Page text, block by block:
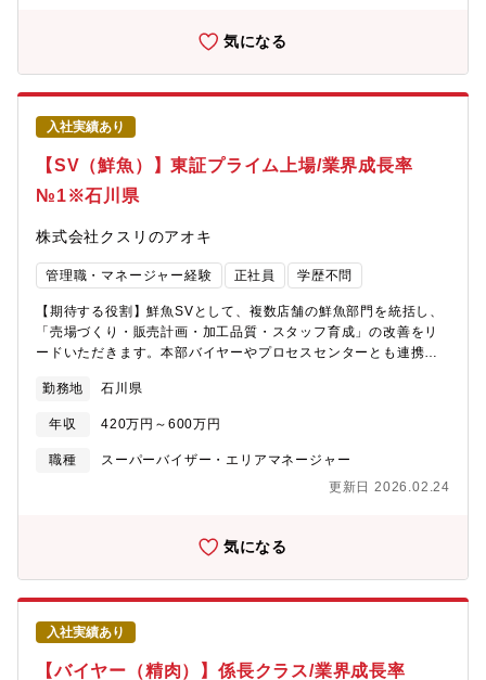
気になる
入社実績あり
【SV（鮮魚）】東証プライム上場/業界成長率
№1※石川県
株式会社クスリのアオキ
管理職・マネージャー経験 正社員 学歴不問
【期待する役割】鮮魚SVとして、複数店舗の鮮魚部門を統括し、
「売場づくり・販売計画・加工品質・スタッフ育成」の改善をリ
ードいただきます。本部バイヤーやプロセスセンターとも連携
事業強化のフェーズにある当社において、店舗運営の最適化と商
品力向上を通じて事業拡大に貢献いただく役割を担います。【職
務内容】■複数店舗の鮮魚部門運営・売場改善■商品・販売計画の
実行支援■品質・加工技術の標準化と指導■スタッフ育成・オペレ
力】■事業拡大期のため様々な職務とポストがございます。■成果
がい、その両立を実現できる働き方をご用意。3つの総合職区分か
ら自分に最適な働き方を選択できます。総合職区分は毎年変更の
申請が可能なためその時々のライフスタイルに合った働き方が可
能。
勤務地 石川県
年収 420万円～600万円
職種
スーパーバイザー・エリアマネージャー
更新日 2026.02.24
気になる
入社実績あり
【バイヤー（精肉）】係長クラス/業界成長率